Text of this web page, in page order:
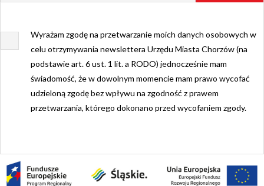
Wyrażam zgodę na przetwarzanie moich danych osobowych w
celu otrzymywania newslettera Urzędu Miasta Chorzów (na
podstawie art. 6 ust. 1 lit. a RODO) jednocześnie mam
świadomość, że w dowolnym momencie mam prawo wycofać
udzieloną zgodę bez wpływu na zgodność z prawem
przetwarzania, którego dokonano przed wycofaniem zgody.